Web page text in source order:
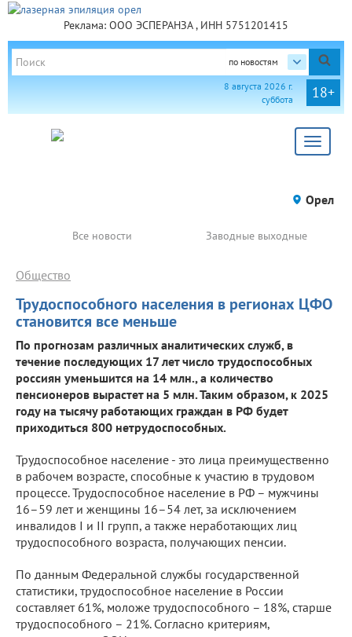
Реклама: ООО ЭСПЕРАНЗА , ИНН 5751201415
по новостям
18+
8 августа 2026 г.
суббота
Toggle
Орел
Все новости Заводные выходные
Трудоспособного населения в регионах ЦФО
становится все меньше
Общество
По прогнозам различных аналитических служб, в
течение последующих 17 лет число трудоспособных
россиян уменьшится на 14 млн., а количество
пенсионеров вырастет на 5 млн. Таким образом, к 2025
году на тысячу работающих граждан в РФ будет
приходиться 800 нетрудоспособных.
Трудоспособное население - это лица преимущественно
в рабочем возрасте, способные к участию в трудовом
процессе. Трудоспособное население в РФ – мужчины
16–59 лет и женщины 16–54 лет, за исключением
инвалидов I и II групп, а также неработающих лиц
трудоспособного возраста, получающих пенсии.
По данным Федеральной службы государственной
статистики, трудоспособное население в России
составляет 61%, моложе трудоспособного – 18%, старше
трудоспособного – 21%. Согласно критериям,